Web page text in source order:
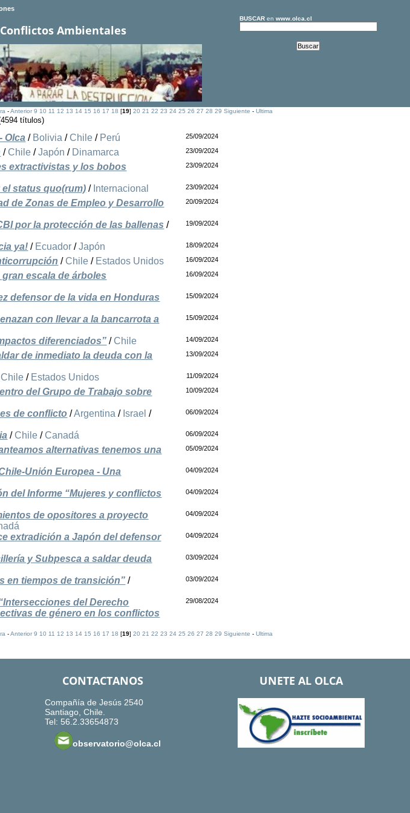
Ambientales
BUSCARen www.olca.cl
-Anterior 9 10 11 12 13 14 15 16 17 18 [19] 20 21 22 23 24 25 26 27 28 29 Siguiente - Ultima
títulos)
Olca / Bolivia / Chile / Perú 25/09/2024
/ Chile /Japón / Dinamarca 23/09/2024
extractivistas y los bobos
23/09/2024
status quo(rum) / Internacional 23/09/2024
de Zonas de Empleo y Desarrollo
20/09/2024
por la protección de las ballenas /
19/09/2024
ya! / Ecuador /Japón 18/09/2024
/ Chile / Estados Unidos 16/09/2024
escala de árboles
16/09/2024
defensor de la vida en Honduras
15/09/2024
con llevar a la bancarrota a
15/09/2024
diferenciados” / Chile 14/09/2024
de inmediato la deuda con la
13/09/2024
Chile / Estados Unidos 11/09/2024
del Grupo de Trabajo sobre
10/09/2024
de conflicto /Argentina / Israel /
06/09/2024
/ Chile / Canadá 06/09/2024
alternativas tenemos una
05/09/2024
Unión Europea - Una
04/09/2024
del Informe “Mujeres y conflictos
04/09/2024
de opositores a proyecto
04/09/2024
extradición a Japón del defensor
04/09/2024
y Subpesca a saldar deuda
03/09/2024
en tiempos de transición” /
03/09/2024
del Derecho
de género en los conflictos
29/08/2024
-Anterior 9 10 11 12 13 14 15 16 17 18 [19] 20 21 22 23 24 25 26 27 28 29 Siguiente - Ultima
CONTACTANOS
Compañía de Jesús 2540
Santiago, Chile.
Tel: 56.2.33654873
observatorio@olca.cl
UNETE AL OLCA